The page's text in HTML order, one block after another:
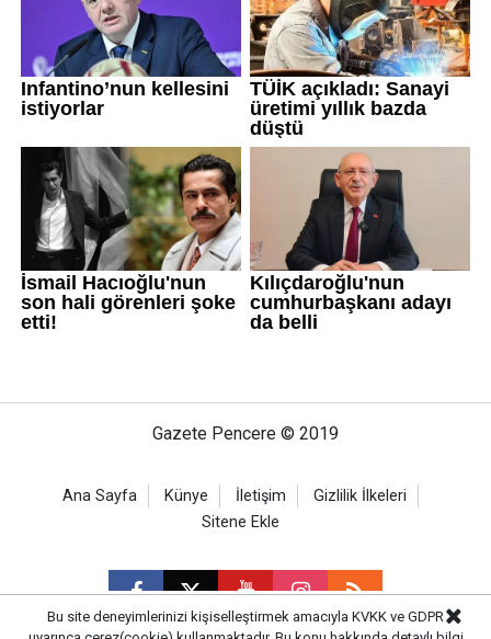
Gazete Pencere © 2019
Ana Sayfa Künye İletişim
Gizlilik İlkeleri
Sitene Ekle
Bu site deneyimlerinizi kişiselleştirmek amacıyla KVKK ve GDPR